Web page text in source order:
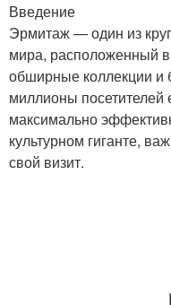
Введение
Эрмитаж — один из
мира, расположенный
обширные коллекции и
миллионы
максимально
культурном гиганте,
свой визит.